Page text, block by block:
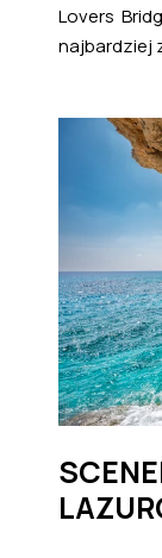
Lovers
najbardziej